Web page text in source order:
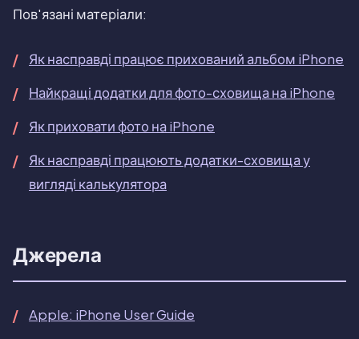
Пов'язані матеріали:
Як насправді працює прихований альбом iPhone
Найкращі додатки для фото-сховища на iPhone
Як приховати фото на iPhone
Як насправді працюють додатки-сховища у
вигляді калькулятора
Джерела
Apple: iPhone User Guide